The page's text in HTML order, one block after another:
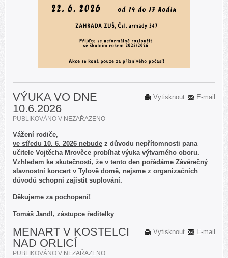
E-mail
Vytisknout
VÝUKA VO DNE
10.6.2026
PUBLIKOVÁNO V NEZAŘAZENO
Vážení rodiče,
ve středu 10. 6. 2026 nebude z důvodu nepřítomnosti pana
učitele Vojtěcha Mrověce probíhat výuka výtvarného oboru.
Vzhledem ke skutečnosti, že v tento den pořádáme Závěrečný
slavnostní koncert v Tylově domě, nejsme z organizačních
důvodů schopni zajistit suplování.
Děkujeme za pochopení!
Tomáš Jandl, zástupce ředitelky
E-mail
Vytisknout
MENART V KOSTELCI
NAD ORLICÍ
PUBLIKOVÁNO V NEZAŘAZENO